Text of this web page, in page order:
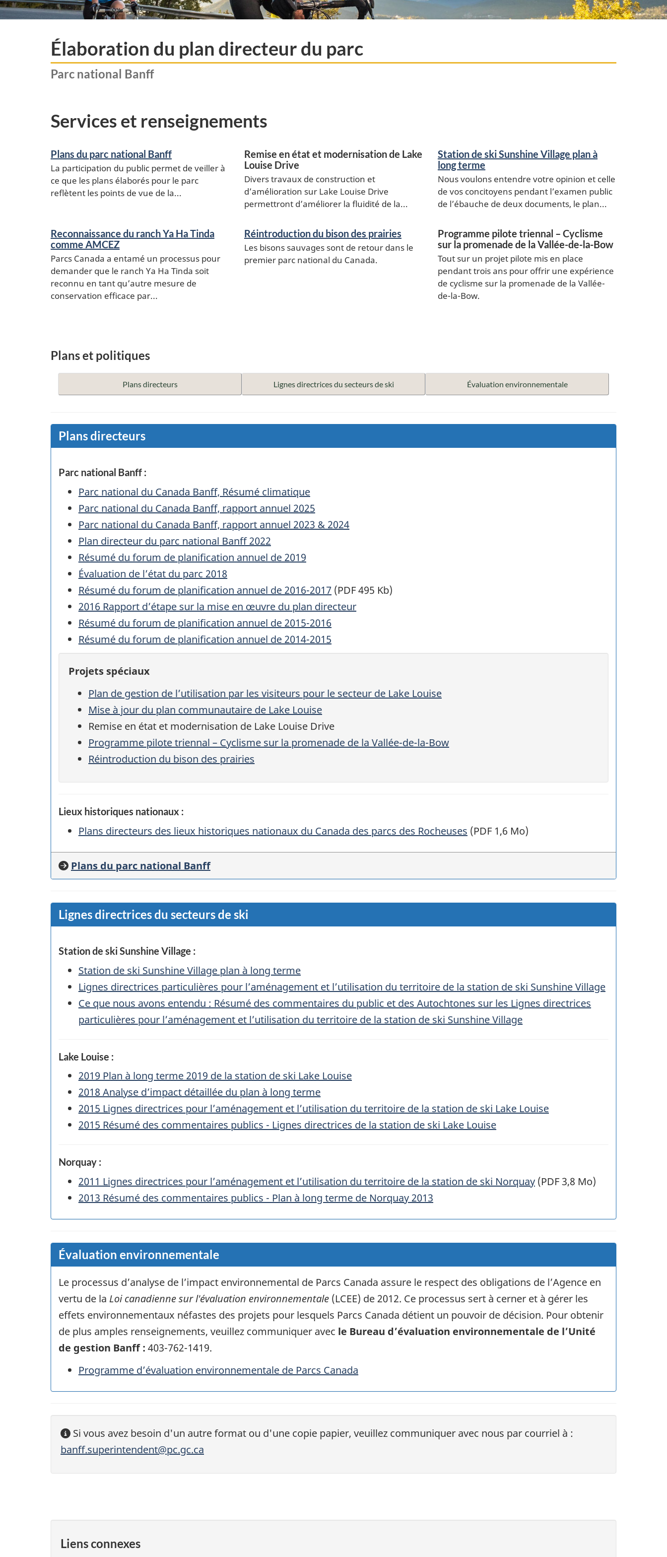
Élaboration du plan directeur du parc
Parc national Banff
Services et renseignements
Plans du parc national Banff
La participation du public permet de veiller à
ce que les plans élaborés pour le parc
reflètent les points de vue de la...
Remise en état et modernisation de Lake
Louise Drive
Divers travaux de construction et
d’amélioration sur Lake Louise Drive
permettront d’améliorer la fluidité de la...
Station de ski Sunshine Village plan à
long terme
Nous voulons entendre votre opinion et celle
de vos concitoyens pendant l’examen public
de l’ébauche de deux documents, le plan...
Reconnaissance du ranch Ya Ha Tinda
comme AMCEZ
Parcs Canada a entamé un processus pour
demander que le ranch Ya Ha Tinda soit
reconnu en tant qu’autre mesure de
conservation efficace par...
Réintroduction du bison des prairies
Les bisons sauvages sont de retour dans le
premier parc national du Canada.
Programme pilote triennal – Cyclisme
sur la promenade de la Vallée-de-la-Bow
Tout sur un projet pilote mis en place
pendant trois ans pour offrir une expérience
de cyclisme sur la promenade de la Vallée-
de-la-Bow.
Plans et politiques
Plans directeurs Lignes directrices du secteurs de ski Évaluation environnementale
Plans directeurs
Parc national Banff :
Parc national du Canada Banff, Résumé climatique
Parc national du Canada Banff, rapport annuel 2025
Parc national du Canada Banff, rapport annuel 2023 & 2024
Plan directeur du parc national Banff 2022
Résumé du forum de planification annuel de 2019
Évaluation de l’état du parc 2018
Résumé du forum de planification annuel de 2016-2017 (PDF 495 Kb)
2016 Rapport d’étape sur la mise en œuvre du plan directeur
Résumé du forum de planification annuel de 2015-2016
Résumé du forum de planification annuel de 2014-2015
Projets spéciaux
Plan de gestion de l’utilisation par les visiteurs pour le secteur de Lake Louise
Mise à jour du plan communautaire de Lake Louise
Remise en état et modernisation de Lake Louise Drive
Programme pilote triennal – Cyclisme sur la promenade de la Vallée-de-la-Bow
Réintroduction du bison des prairies
Lieux historiques nationaux :
Plans directeurs des lieux historiques nationaux du Canada des parcs des Rocheuses (PDF 1,6 Mo)
Plans du parc national Banff
Lignes directrices du secteurs de ski
Station de ski Sunshine Village :
Station de ski Sunshine Village plan à long terme
Lignes directrices particulières pour l’aménagement et l’utilisation du territoire de la station de ski Sunshine Village
Ce que nous avons entendu : Résumé des commentaires du public et des Autochtones sur les Lignes directrices
particulières pour l’aménagement et l’utilisation du territoire de la station de ski Sunshine Village
Lake Louise :
2019 Plan à long terme 2019 de la station de ski Lake Louise
2018 Analyse d’impact détaillée du plan à long terme
2015 Lignes directrices pour l’aménagement et l’utilisation du territoire de la station de ski Lake Louise
2015 Résumé des commentaires publics - Lignes directrices de la station de ski Lake Louise
Norquay :
2011 Lignes directrices pour l’aménagement et l’utilisation du territoire de la station de ski Norquay (PDF 3,8 Mo)
2013 Résumé des commentaires publics - Plan à long terme de Norquay 2013
Évaluation environnementale
Le processus d’analyse de l’impact environnemental de Parcs Canada assure le respect des obligations de l’Agence en
vertu de la Loi canadienne sur l'évaluation environnementale (LCEE) de 2012. Ce processus sert à cerner et à gérer les
effets environnementaux néfastes des projets pour lesquels Parcs Canada détient un pouvoir de décision. Pour obtenir
de plus amples renseignements, veuillez communiquer avec le Bureau d’évaluation environnementale de l’Unité
de gestion Banff : 403-762-1419.
Programme d’évaluation environnementale de Parcs Canada
Si vous avez besoin d'un autre format ou d'une copie papier, veuillez communiquer avec nous par courriel à :
banff.superintendent@pc.gc.ca
Liens connexes